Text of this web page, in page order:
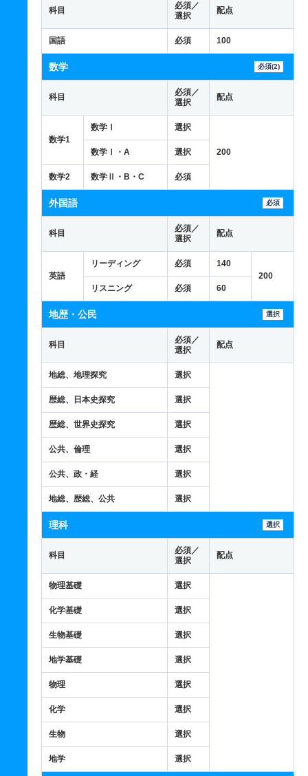
科目
必須／
選択
配点
国語 必須 100
数学 必須(2)
科目
必須／
選択
配点
数学1
数学Ⅰ 選択
200
数学Ⅰ・A 選択
数学2 数学Ⅱ・B・C 必須
外国語 必須
科目
必須／
選択
配点
英語
リーディング 必須
140
200
リスニング
必須 60
地歴・公民 選択
科目
必須／
選択
配点
地総、地理探究 選択
歴総、日本史探究 選択
歴総、世界史探究 選択
公共、倫理 選択
公共、政・経 選択
地総、歴総、公共 選択
理科 選択
科目
必須／
選択
配点
物理基礎 選択
化学基礎 選択
生物基礎 選択
地学基礎 選択
物理 選択
化学 選択
生物 選択
地学 選択